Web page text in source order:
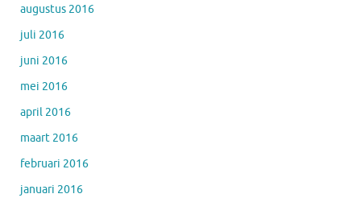
augustus 2016
juli 2016
juni 2016
mei 2016
april 2016
maart 2016
februari 2016
januari 2016